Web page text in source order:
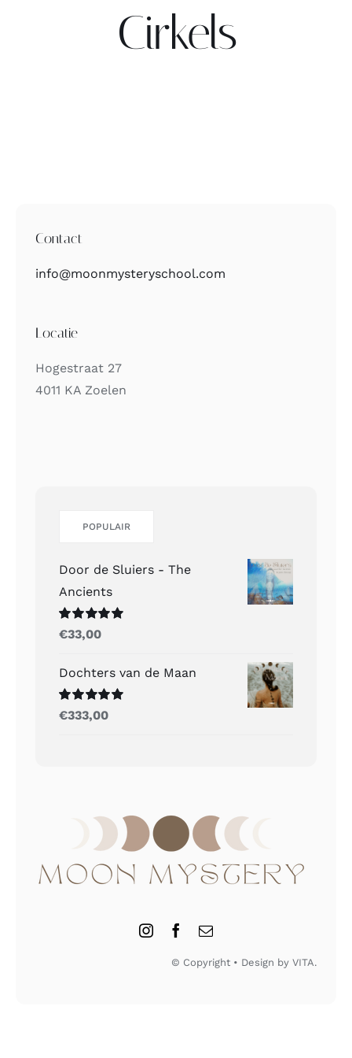
Contact
Cirkels
Contact
info@moonmysteryschool.com
Locatie
Hogestraat 27
4011 KA Zoelen
POPULAIR
Door de Sluiers - The
Ancients
Gewaardeerd
uit 5
€33,00
Dochters van de Maan
Gewaardeerd
uit 5
€333,00
© Copyright • Design by VITA.